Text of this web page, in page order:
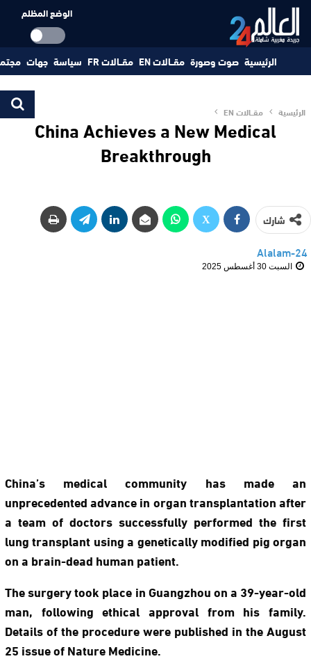
الوضع المظلم
الرئيسية صوت وصورة مقــالات EN مقــالات FR سياسة جهات
الرئيسية مقــالات EN
China Achieves a New Medical
Breakthrough
شارك
Alalam-24
السبت 30 أغسطس 2025
China’s medical community has made an
unprecedented advance in organ transplantation after
a team of doctors successfully performed the first
lung transplant using a genetically modified pig organ
on a brain-dead human patient.
The surgery took place in Guangzhou on a 39-year-old
man, following ethical approval from his family.
Details of the procedure were published in the August
25 issue of Nature Medicine.